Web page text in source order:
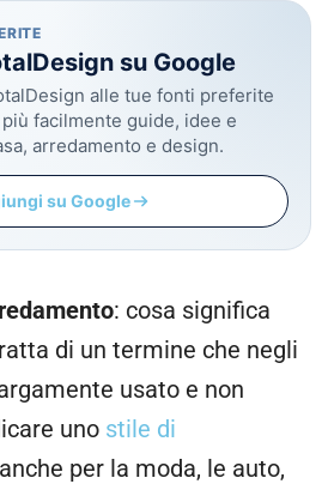
su Google
alle tue fonti preferite
facilmente guide, idee e
arredamento e design.
su Google
: cosa significa
di un termine che negli
usato e non
uno stile di
per la moda, le auto,